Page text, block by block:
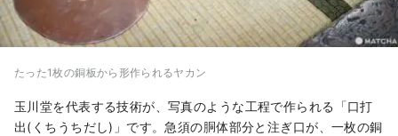
たった1枚の銅板から形作られるヤカン
玉川堂を代表する技術が、写真のような工程で作られる「口打
出(くちうちだし)」です。急須の胴体部分と注ぎ口が、一枚の銅